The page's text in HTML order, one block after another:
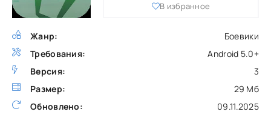
Жанр:
Боевики
Требования:
Android 5.0+
Версия:
3
Размер:
29 Мб
Обновлено:
09.11.2025
В избранное